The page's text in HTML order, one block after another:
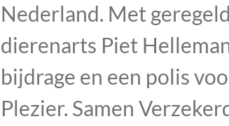
Nederland. Met
dierenarts Piet
bijdrage en een polis
Plezier. Samen